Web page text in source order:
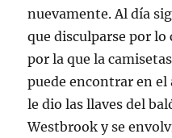
nuevamente. Al día
que disculparse por lo
por la que la
puede encontrar en el
le dio las llaves del
Westbrook y se